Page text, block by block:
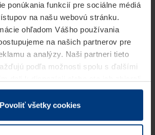
ponúkania funkcií pre sociálne médiá
na našu webovú stránku.
ohľadom Vášho používania
na našich partnerov pre
a analýzy. Naši partneri tieto
podľa možnosti spolu s ďalšími
služieb.
môžeme cookies ukladať na Vašom
Pre všetky ostatné typy cookie
Povoliť všetky cookies